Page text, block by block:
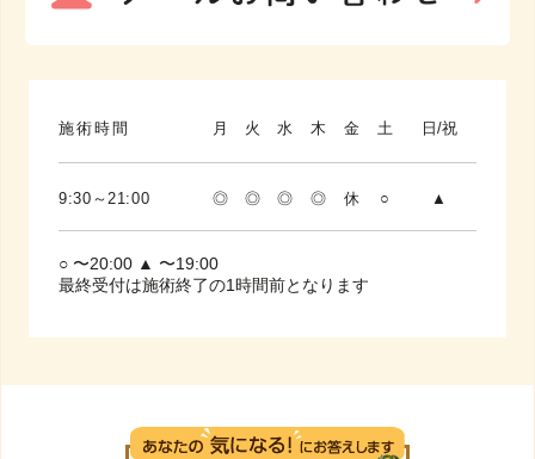
施術時間 月 火 水 木 金 土 日/祝
9:30～21:00 ◎ ◎ ◎ ◎ 休 ○ ▲
○ 〜20:00 ▲ 〜19:00
最終受付は施術終了の1時間前となります